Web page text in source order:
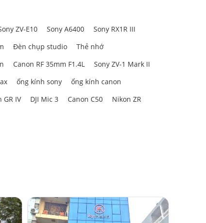
ZV-E10 Sony A6400
Sony RX1R III
Đèn chụp studio
Thẻ nhớ
Canon RF 35mm F1.4L
Sony ZV-1 Mark II
ống kính sony
ống kính canon
GR IV DJI Mic 3 Canon C50
Nikon ZR